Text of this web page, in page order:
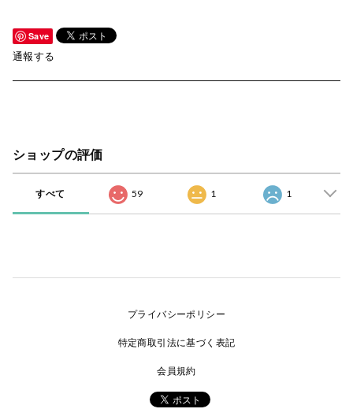
Save
通報する
ショップの評価
すべて 59 1 1
プライバシーポリシー
特定商取引法に基づく表記
会員規約